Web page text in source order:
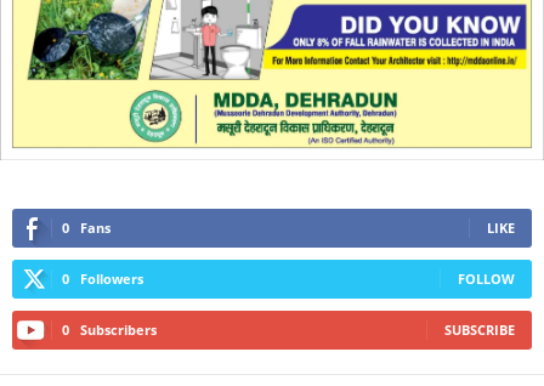
0 Fans LIKE
0 Followers FOLLOW
0 Subscribers SUBSCRIBE